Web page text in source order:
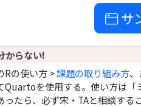
サ
からない!
Rの使い方 >課題の取り組み方、
Quartoを使用する。使い方は「
たら、必ず宋・TAと相談するこ